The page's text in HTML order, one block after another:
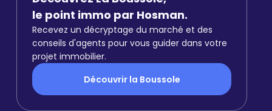
le point immo par Hosman.
Recevez un décryptage du marché et des
conseils d'agents pour vous guider dans votre
projet immobilier.
Découvrir la Boussole